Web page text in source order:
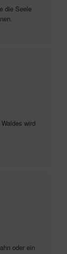
die Seele
wird
oder ein